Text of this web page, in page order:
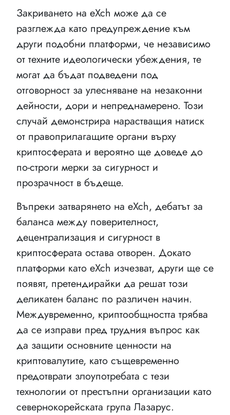
Закриването на eXch може да се
разглежда като предупреждение към
други подобни платформи, че независимо
от техните идеологически убеждения, те
могат да бъдат подведени под
отговорност за улесняване на незаконни
дейности, дори и непреднамерено. Този
случай демонстрира нарастващия натиск
от правоприлагащите органи върху
криптосферата и вероятно ще доведе до
по-строги мерки за сигурност и
прозрачност в бъдеще.
Въпреки затварянето на eXch, дебатът за
баланса между поверителност,
децентрализация и сигурност в
криптосферата остава отворен. Докато
платформи като eXch изчезват, други ще се
появят, претендирайки да решат този
деликатен баланс по различен начин.
Междувременно, криптообщността трябва
да се изправи пред трудния въпрос как
да защити основните ценности на
криптовалутите, като същевременно
предотврати злоупотребата с тези
технологии от престъпни организации като
севернокорейската група Лазарус.